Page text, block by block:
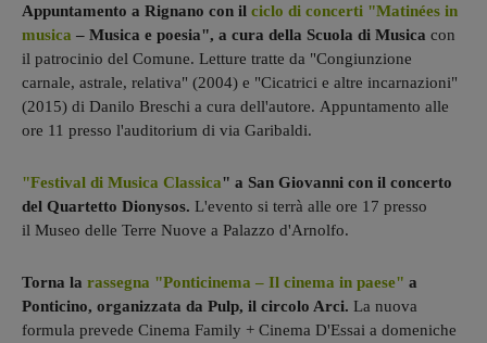
Appuntamento a Rignano con il ciclo di concerti "Matinées in
musica – Musica e poesia", a cura della Scuola di Musica con
il patrocinio del Comune. Letture tratte da "Congiunzione
carnale, astrale, relativa" (2004) e "Cicatrici e altre incarnazioni"
(2015) di Danilo Breschi a cura dell'autore. Appuntamento alle
ore 11 presso l'auditorium di via Garibaldi.
"Festival di Musica Classica" a San Giovanni con il concerto
del Quartetto Dionysos. L'evento si terrà alle ore 17 presso
il Museo delle Terre Nuove a Palazzo d'Arnolfo.
Torna la rassegna "Ponticinema – Il cinema in paese" a
Ponticino, organizzata da Pulp, il circolo Arci. La nuova
formula prevede Cinema Family + Cinema D'Essai a domeniche